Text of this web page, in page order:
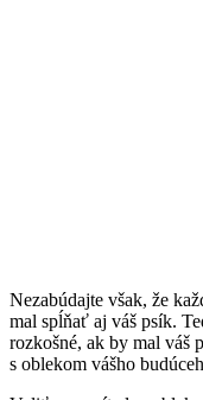
Nezabúdajte však, že
mal spĺňať aj váš psík.
rozkošné, ak by mal váš
s oblekom vášho